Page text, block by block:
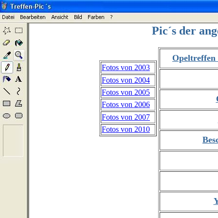
Pic´s der
Fotos von 2003
Fotos von 2004
Fotos von 2005
Fotos von 2006
Fotos von 2007
Fotos von 2010
Opeltreffen